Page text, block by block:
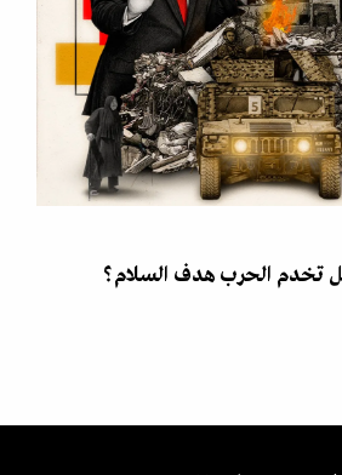
تخدم الحرب هدف السلام؟